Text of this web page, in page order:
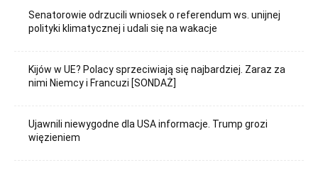
Senatorowie odrzucili wniosek o referendum ws. unijnej
polityki klimatycznej i udali się na wakacje
Kijów w UE? Polacy sprzeciwiają się najbardziej. Zaraz za
nimi Niemcy i Francuzi [SONDAŻ]
Ujawnili niewygodne dla USA informacje. Trump grozi
więzieniem